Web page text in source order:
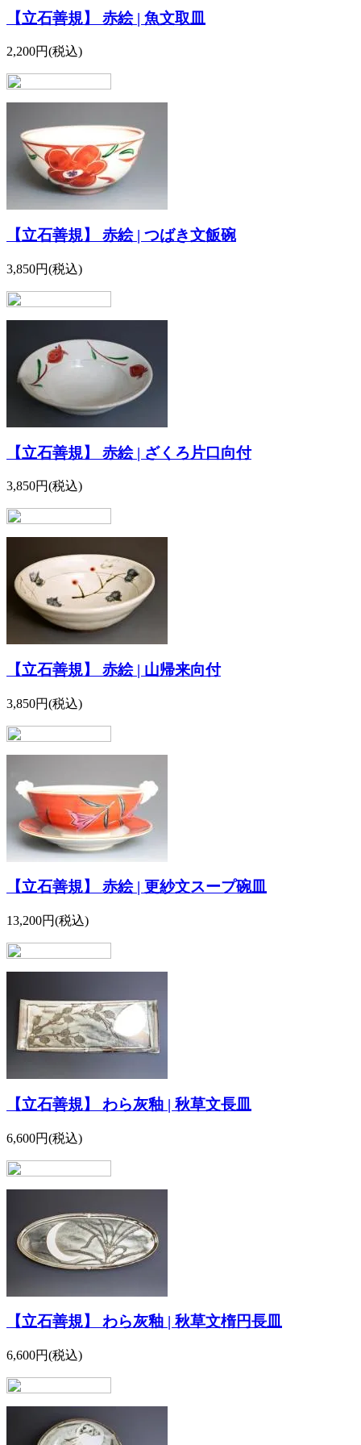
【立石善規】 赤絵 | 魚文取皿
2,200円(税込)
【立石善規】 赤絵 | つばき文飯碗
3,850円(税込)
【立石善規】 赤絵 | ざくろ片口向付
3,850円(税込)
【立石善規】 赤絵 | 山帰来向付
3,850円(税込)
【立石善規】 赤絵 | 更紗文スープ碗皿
13,200円(税込)
【立石善規】 わら灰釉 | 秋草文長皿
6,600円(税込)
【立石善規】 わら灰釉 | 秋草文楕円長皿
6,600円(税込)